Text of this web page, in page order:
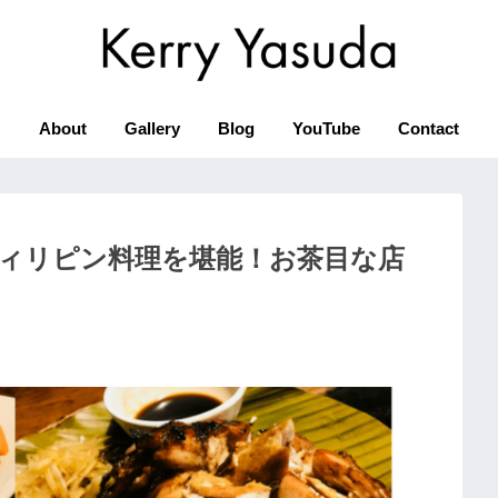
About Gallery Blog YouTube Contact
リピン料理を堪能！お茶目な店